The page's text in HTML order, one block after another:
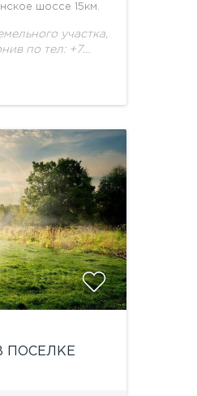
шоссе 15км.
участка,
по тел: +7
ПОСЕЛКЕ